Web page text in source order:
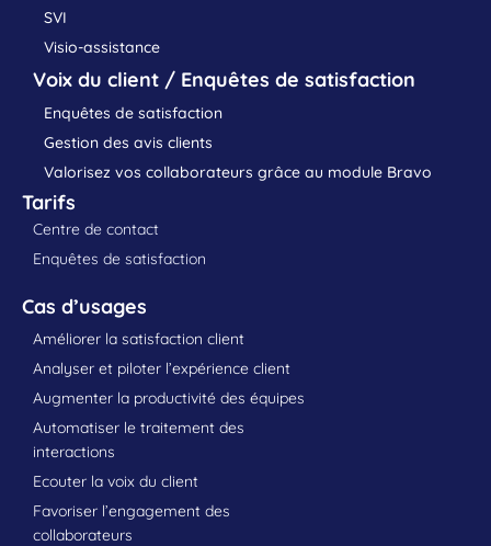
SVI
Visio-assistance
Voix du client / Enquêtes de satisfaction
Enquêtes de satisfaction
Gestion des avis clients
Valorisez vos collaborateurs grâce au module Bravo
Tarifs
Centre de contact
Enquêtes de satisfaction
Cas d’usages
Améliorer la satisfaction client
Analyser et piloter l’expérience client
Augmenter la productivité des équipes
Automatiser le traitement des
interactions
Ecouter la voix du client
Favoriser l’engagement des
collaborateurs